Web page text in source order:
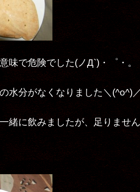
味で危険でした(ノД`)・゜・。
水分がなくなりました＼(^o^)
緒に飲みましたが、足りませ